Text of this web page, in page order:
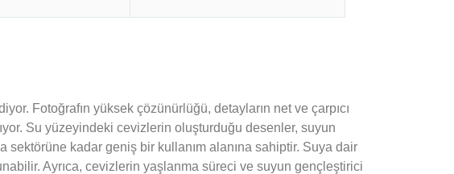
Fotoğrafın yüksek çözünürlüğü, detayların net ve çarpıcı
Su yüzeyindeki cevizlerin oluşturduğu desenler, suyun
sektörüne kadar geniş bir kullanım alanına sahiptir. Suya dair
Ayrıca, cevizlerin yaşlanma süreci ve suyun gençleştirici